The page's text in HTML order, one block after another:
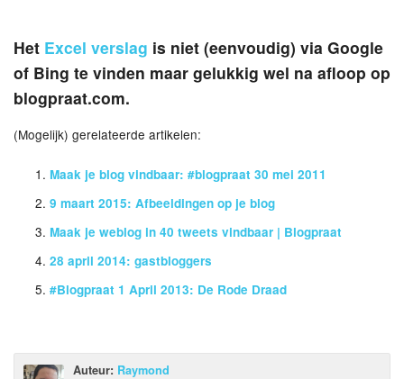
Het Excel verslag is niet (eenvoudig) via Google
of Bing te vinden maar gelukkig wel na afloop op
blogpraat.com.
(Mogelijk) gerelateerde artikelen:
Maak je blog vindbaar: #blogpraat 30 mei 2011
9 maart 2015: Afbeeldingen op je blog
Maak je weblog in 40 tweets vindbaar | Blogpraat
28 april 2014: gastbloggers
#Blogpraat 1 April 2013: De Rode Draad
Auteur: Raymond